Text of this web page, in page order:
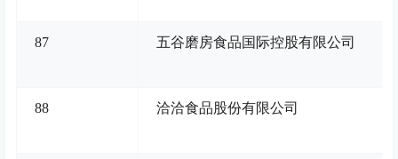
87 五谷磨房食品国际控股有限公司
88 洽洽食品股份有限公司